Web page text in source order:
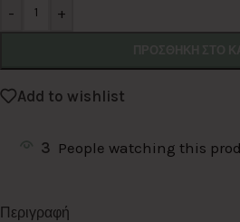
- +
Alternative:
Add to wishlist
3 People watching this
Περιγραφή